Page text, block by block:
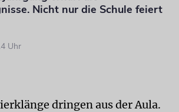
Nicht nur die Schule feiert
Uhr
dringen aus der Aula.